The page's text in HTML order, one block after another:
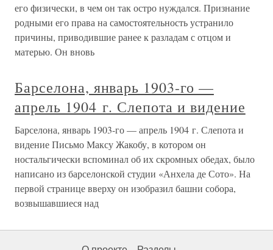
его физически, в чем он так остро нуждался. Признание
родными его права на самостоятельность устранило
причины, приводившие ранее к разладам с отцом и
матерью. Он вновь
Барселона, январь 1903-го —
апрель 1904 г. Слепота и видение
Барселона, январь 1903-го — апрель 1904 г. Слепота и
видение Письмо Максу Жакобу, в котором он
ностальгически вспоминал об их скромных обедах, было
написано из барселонской студии «Анхела де Сото». На
первой странице вверху он изобразил башни собора,
возвышавшиеся над